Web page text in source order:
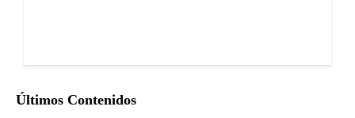
Últimos Contenidos